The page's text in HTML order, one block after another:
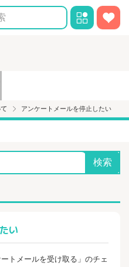
アンケートメールを停止したい
検索
い
トメールを受け取る」のチェ